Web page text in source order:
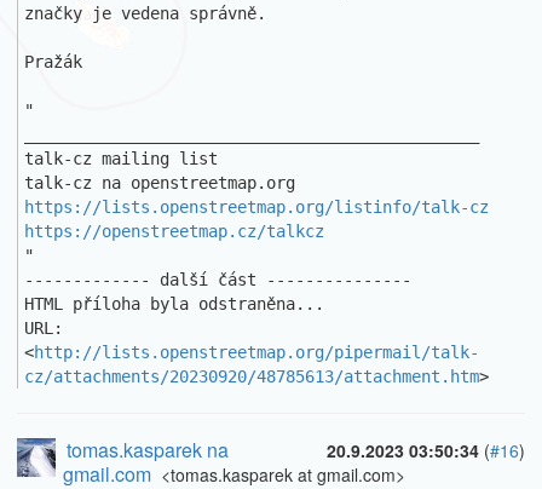
značky je vedena správně.
Pražák
"
talk-cz mailing list
https://lists.openstreetmap.org/listinfo/talk-cz
https://openstreetmap.cz/talkcz
"
------------- další část ---------------
HTML příloha byla odstraněna...
URL:
<http://lists.openstreetmap.org/pipermail/talk-
cz/attachments/20230920/48785613/attachment.htm>
20.9.2023 03:50:34 (#16)
tomas.kasparek na
gmail.com <tomas.kasparek at gmail.com>